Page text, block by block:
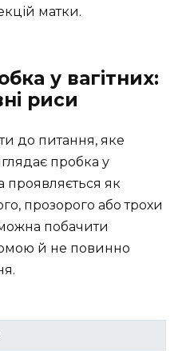
матки.
у вагітних:
риси
до питання, яке
пробка у
проявляється як
прозорого або трохи
побачити
й не повинно